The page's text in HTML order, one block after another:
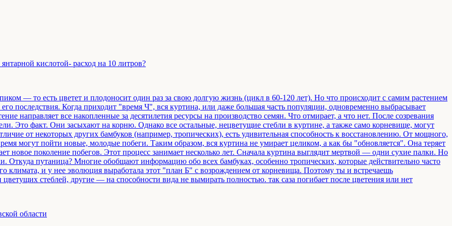
кислотой- расход на 10 литров?
— то есть цветет и плодоносит один раз за свою долгую жизнь (цикл в 60-120 лет). Но что происходит с самим растением
последствия. Когда приходит "время Ч", вся куртина, или даже большая часть популяции, одновременно выбрасывает
направляет все накопленные за десятилетия ресурсы на производство семян. Что отмирает, а что нет. После созревания
Это факт. Они засыхают на корню. Однако все остальные, нецветущие стебли в куртине, а также само корневище, могут
от некоторых других бамбуков (например, тропических), есть удивительная способность к восстановлению. От мощного,
могут пойти новые, молодые побеги. Таким образом, вся куртина не умирает целиком, а как бы "обновляется". Она теряет
новое поколение побегов. Этот процесс занимает несколько лет. Сначала куртина выглядит мертвой — одни сухие палки. Но
Откуда путаница? Многие обобщают информацию обо всех бамбуках, особенно тропических, которые действительно часто
и у нее эволюция выработала этот "план Б" с возрождением от корневища. Поэтому ты и встречаешь
стеблей, другие — на способности вида не вымирать полностью. так саза погибает после цветения или нет
области